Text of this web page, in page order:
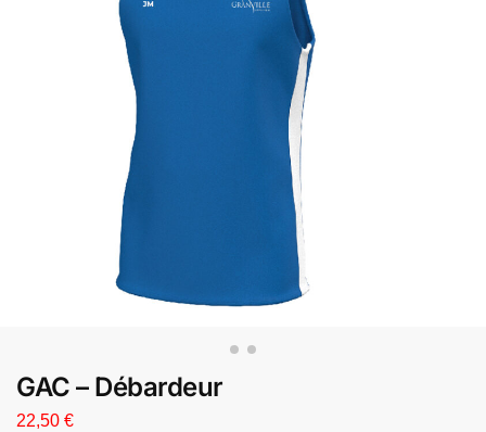
GAC – Débardeur
22,50 €